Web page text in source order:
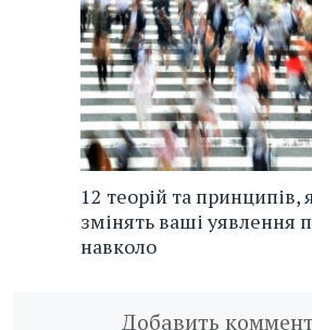
12 теорій та принципів,
змінять ваші уявлення
навколо
Добавить